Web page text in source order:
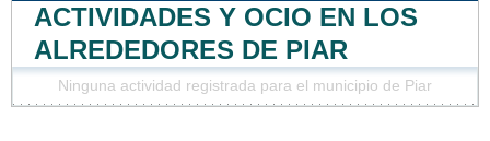
ACTIVIDADES Y OCIO EN LOS
ALREDEDORES DE PIAR
Ninguna actividad registrada para el municipio de Piar